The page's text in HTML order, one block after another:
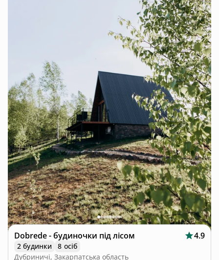
Dobrede - будиночки під лісом 4.9
2 будинки
8 осіб
Дубриничі, Закарпатська область